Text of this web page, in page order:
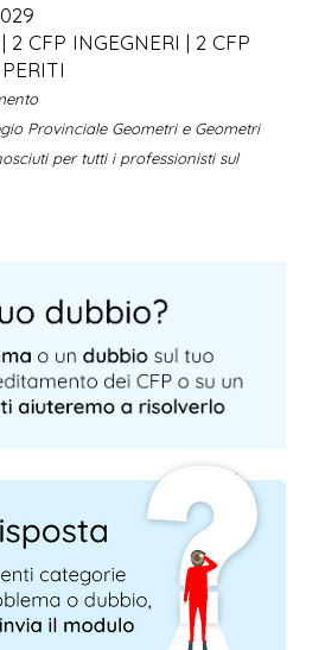
2 CFP INGEGNERI | 2 CFP
Provinciale Geometri e Geometri
per tutti i professionisti sul